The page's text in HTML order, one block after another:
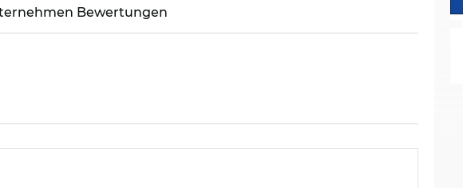
sich.
uns im Onlineshop haben wir konstant niedrige Preise. So günstig
Bewertungen